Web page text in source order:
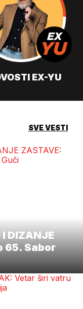
EX-YU
SVE VESTI
I DIZANJE
65. Sabor